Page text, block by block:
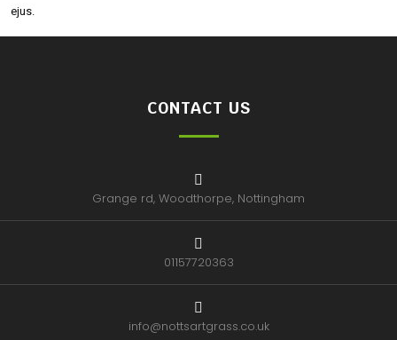
ejus.
CONTACT US
Grange rd, Woodthorpe, Nottingham
01157720363
info@nottsartgrass.co.uk